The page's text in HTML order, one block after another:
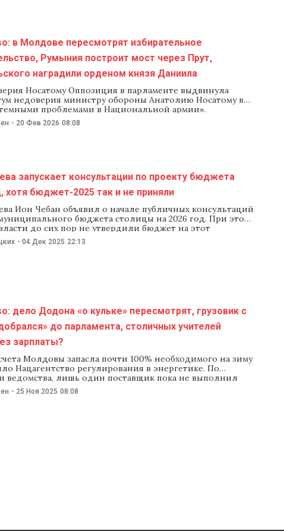
в Молдове пересмотрят избирательное
Румыния построит мост через Прут,
наградили орденом князя Даниила
Носатому Оппозиция в парламенте выдвинула
недоверия министру обороны Анатолию Носатому в
проблемами в Национальной армии».
отчета министра в парламенте, в том числе
о «гибели восьми солдат в последние годы». Спикер
- 20 Фев 2026 08:08
запускает консультации по проекту бюджета
хотя бюджет-2025 так и не приняли
Ион Чебан объявил о начале публичных консультаций
бюджета столицы на 2026 год. При этом
до сих пор не утвердили бюджет на этот
в соответствии с законодательством,
публичные консультации по двум проектам решений,
- 04 Дек 2025 22:13
дело Додона «о кульке» пересмотрят, грузовик с
до парламента, столичных учителей
зарплаты?
Молдовы запасла почти 100% необходимого на зиму
Нацагентство регулирования в энергетике. По
ведомства, лишь один поставщик пока не выполнил
по запасам газа. Тем временем минэнерго потребовало
Chișinău-gaz и Energocom срочно исправить ошибки в
- 25 Ноя 2025 08:08